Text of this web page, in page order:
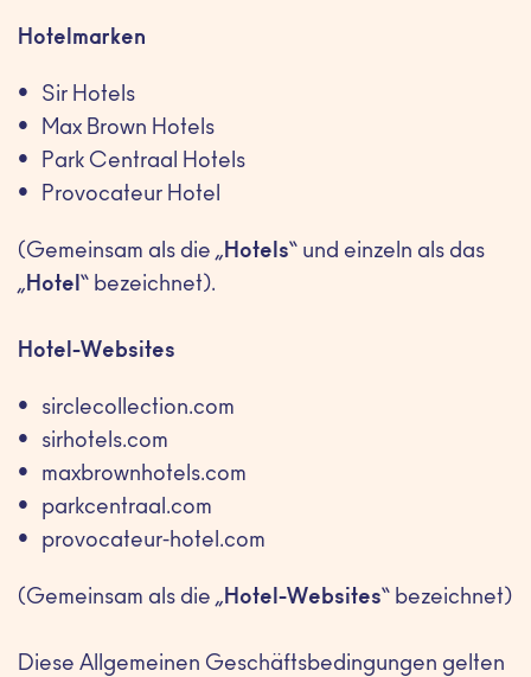
Hotelmarken
Sir Hotels
Max Brown Hotels
Park Centraal Hotels
Provocateur Hotel
(Gemeinsam als die „Hotels“ und einzeln als das
„Hotel“ bezeichnet).
Hotel-Websites
sirclecollection.com
sirhotels.com
maxbrownhotels.com
parkcentraal.com
provocateur-hotel.com
(Gemeinsam als die „Hotel-Websites“ bezeichnet)
Diese Allgemeinen Geschäftsbedingungen gelten